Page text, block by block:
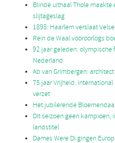
Blinde uithaal Thole
slijtageslag
1898: Haarlem verslaat
Rein de Waal vooroorlogs
92 jaar geleden:
Nederland
Ab van Grimbergen:
75 jaar Vrijheid:
verzet
Het jubilerende
Dit seizoen geen kampioen,
landstitel
Dames Were Di gingen